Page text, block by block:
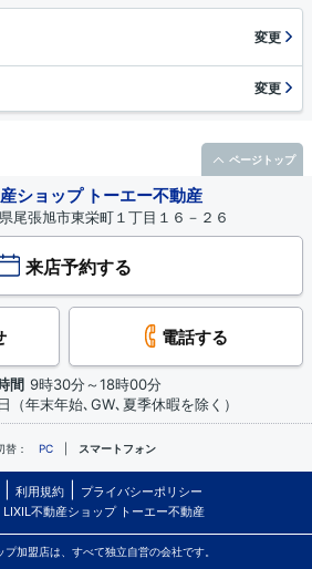
変更
変更
ショップ トーエー不動産
尾張旭市東栄町１丁目１６－２６
来店予約する
電話する
間 9時30分～18時00分
（年末年始､GW､夏季休暇を除く）
替： PC スマートフォン
利用規約
プライバシーポリシー
不動産ショップ トーエー不動産
加盟店は、すべて独立自営の会社です。
ページトップ